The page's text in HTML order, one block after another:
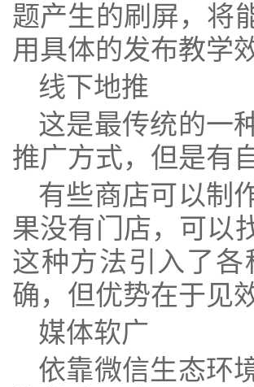
题产生的刷屏，将
用具体的发布教学
线下地推
这是最传统的一
推广方式，但是有
有些商店可以制
果没有门店，可以
这种方法引入了
确，但优势在于见
媒体软广
依靠微信生态环